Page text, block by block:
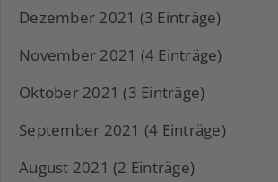
Dezember 2021 (3 Einträge)
November 2021 (4 Einträge)
Oktober 2021 (3 Einträge)
September 2021 (4 Einträge)
August 2021 (2 Einträge)